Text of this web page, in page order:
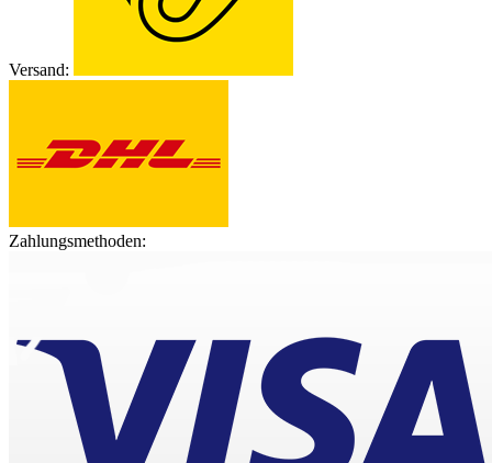
Versand:
Zahlungsmethoden: